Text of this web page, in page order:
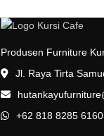
Produsen Furniture
Jl. Raya Tirta
+62 818 8285 6160